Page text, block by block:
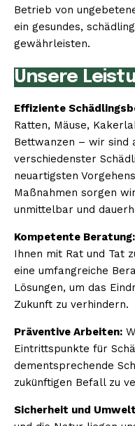
Betrieb von
ein gesundes,
gewährleisten.
Unsere
Effiziente
Ratten, Mäuse,
Bettwanzen – wir sind
verschiedenster
neuartigsten
Maßnahmen sorgen
unmittelbar und
Kompetente Beratung:
Ihnen mit Rat und Tat
eine umfangreiche
Lösungen, um das
Zukunft zu verhindern.
Präventive Arbeiten:
Eintrittspunkte für
dementsprechende
zukünftigen Befall zu
Sicherheit und